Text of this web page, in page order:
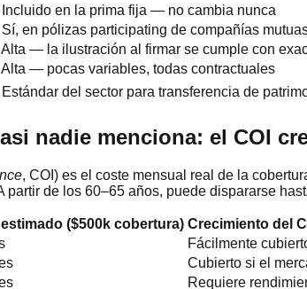
Incluido en la prima fija — no cambia nunca
Sí, en pólizas participating de compañías
Alta — la ilustración al firmar se cumple con
Alta — pocas variables, todas contractuales
Estándar del sector para transferencia de
nadie menciona: el COI
, COI) es el coste mensual real de la
partir de los 60–65 años, puede dispararse
($500k cobertura) Crecimiento del
Fácilmente
Cubierto si el
Requiere